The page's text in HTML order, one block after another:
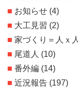
お知らせ (4)
大工見習 (2)
家づくり＝人ｘ人
尾道人 (10)
番外編 (14)
近況報告 (197)